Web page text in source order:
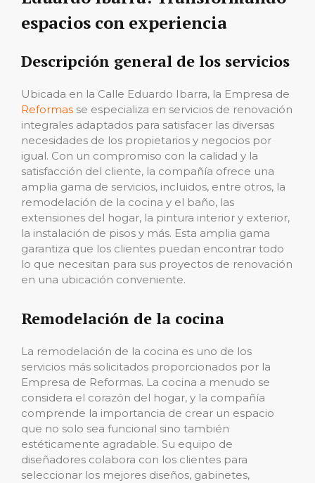
espacios con experiencia
Descripción general de los servicios
Ubicada en la Calle Eduardo Ibarra, la Empresa de
Reformas se especializa en servicios de renovación
integrales adaptados para satisfacer las diversas
necesidades de los propietarios y negocios por
igual. Con un compromiso con la calidad y la
satisfacción del cliente, la compañía ofrece una
amplia gama de servicios, incluidos, entre otros, la
remodelación de la cocina y el baño, las
extensiones del hogar, la pintura interior y exterior,
la instalación de pisos y más. Esta amplia gama
garantiza que los clientes puedan encontrar todo
lo que necesitan para sus proyectos de renovación
en una ubicación conveniente.
Remodelación de la cocina
La remodelación de la cocina es uno de los
servicios más solicitados proporcionados por la
Empresa de Reformas. La cocina a menudo se
considera el corazón del hogar, y la compañía
comprende la importancia de crear un espacio
que no solo sea funcional sino también
estéticamente agradable. Su equipo de
diseñadores colabora con los clientes para
seleccionar los mejores diseños, gabinetes,